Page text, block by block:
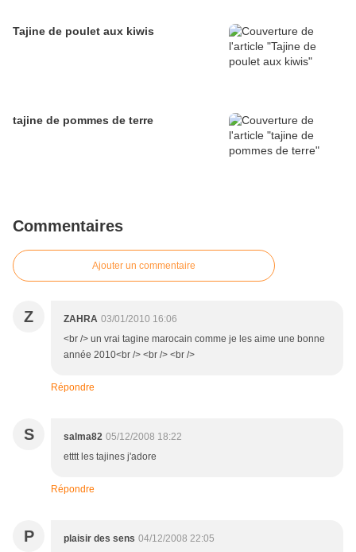
Tajine de poulet aux kiwis
tajine de pommes de terre
Commentaires
Ajouter un commentaire
Z ZAHRA 03/01/2010 16:06
<br /> un vrai tagine marocain comme je les aime une bonne
année 2010<br /> <br /> <br />
Répondre
S salma82 05/12/2008 18:22
etttt les tajines j'adore
Répondre
P plaisir des sens 04/12/2008 22:05